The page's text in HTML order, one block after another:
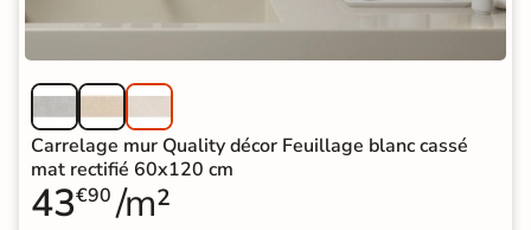
Carrelage mur Quality décor Feuillage blanc cassé
mat rectifié 60x120 cm
43€90 /m²